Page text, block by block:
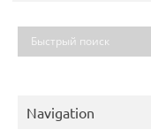
Navigation